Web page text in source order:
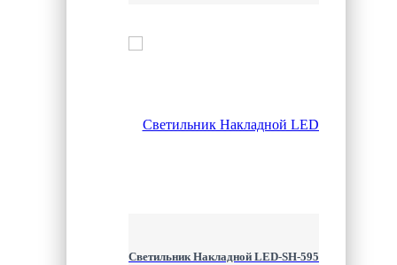
Светильник Накладной LED-SH-595-